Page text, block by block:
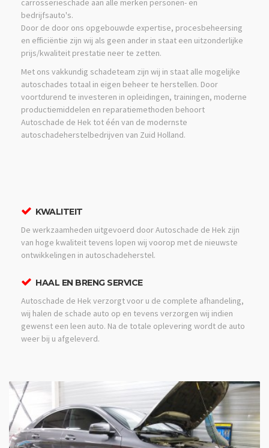
carrosserieschade aan alle merken personen- en
bedrijfsauto's.
Door de door ons opgebouwde expertise, procesbeheersing
en efficiëntie zijn wij als geen ander in staat een uitzonderlijke
prijs/kwaliteit prestatie neer te zetten.
Met ons vakkundig schadeteam zijn wij in staat alle mogelijke
autoschades totaal in eigen beheer te herstellen. Door
voortdurend te investeren in opleidingen, trainingen, moderne
productiemiddelen en reparatiemethoden behoort
Autoschade de Hek tot één van de modernste
autoschadeherstelbedrijven van Zuid Holland.
KWALITEIT
De werkzaamheden uitgevoerd door Autoschade de Hek zijn
van hoge kwaliteit tevens lopen wij voorop met de nieuwste
ontwikkelingen in autoschadeherstel.
HAAL EN BRENG SERVICE
Autoschade de Hek verzorgt voor u de complete afhandeling,
wij halen de schade auto op en tevens verzorgen wij indien
gewenst een leen auto. Na de totale oplevering wordt de auto
weer bij u afgeleverd.